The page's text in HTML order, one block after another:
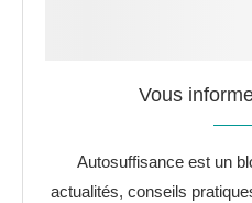
Vous
Autosuffisance est un
actualités, conseils